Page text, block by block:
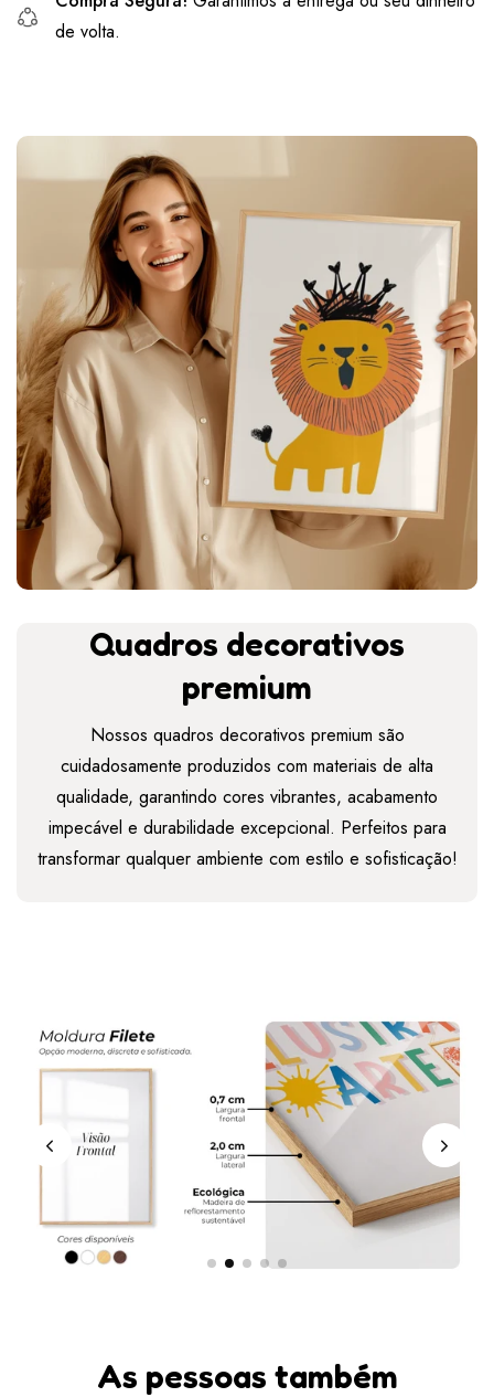
de volta.
Quadros decorativos
premium
Nossos quadros decorativos premium são
cuidadosamente produzidos com materiais de alta
qualidade, garantindo cores vibrantes, acabamento
impecável e durabilidade excepcional. Perfeitos para
transformar qualquer ambiente com estilo e sofisticação!
As pessoas também